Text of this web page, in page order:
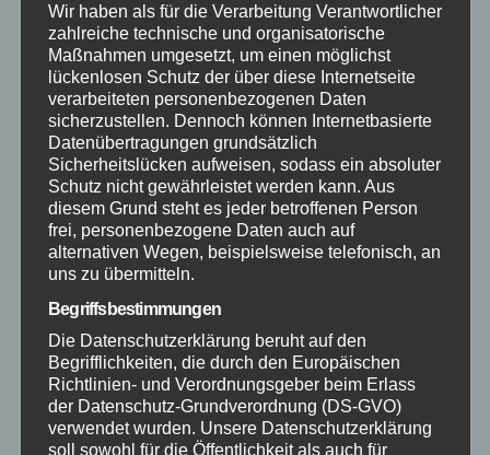
Januar 2026
September 2025
August 2025
Juli 2025
Juni 2025
Mai 2025
April 2025
März 2025
Wir haben als für die Verarbeitung Verantwortlicher
zahlreiche technische und organisatorische
Maßnahmen umgesetzt, um einen möglichst
lückenlosen Schutz der über diese Internetseite
verarbeiteten personenbezogenen Daten
sicherzustellen. Dennoch können Internetbasierte
Datenübertragungen grundsätzlich
Sicherheitslücken aufweisen, sodass ein absoluter
Schutz nicht gewährleistet werden kann. Aus
diesem Grund steht es jeder betroffenen Person
frei, personenbezogene Daten auch auf
alternativen Wegen, beispielsweise telefonisch, an
uns zu übermitteln.
Begriffsbestimmungen
Die Datenschutzerklärung beruht auf den
Begrifflichkeiten, die durch den Europäischen
Richtlinien- und Verordnungsgeber beim Erlass
der Datenschutz-Grundverordnung (DS-GVO)
verwendet wurden. Unsere Datenschutzerklärung
soll sowohl für die Öffentlichkeit als auch für